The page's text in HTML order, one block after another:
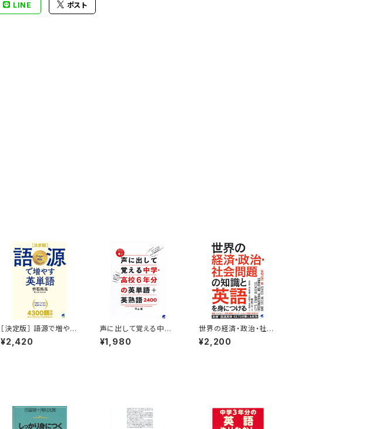
LINE ポスト
［決定版］ 語源で増やす
英単語
¥2,420
声に出して覚える中学・
高校6年分の英単語＋
英熟語2400 ［音声D
¥1,980
世界の経済・政治・社会
問題の知識と英語を身
につける
¥2,200